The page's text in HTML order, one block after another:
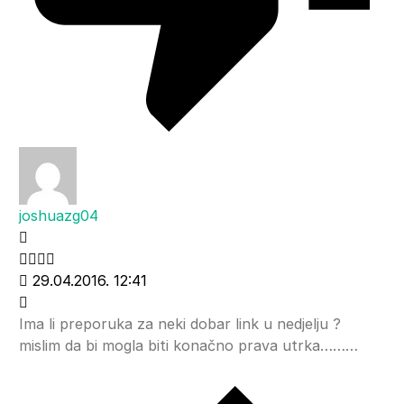
joshuazg04
29.04.2016. 12:41
Ima li preporuka za neki dobar link u nedjelju ?
mislim da bi mogla biti konačno prava utrka………